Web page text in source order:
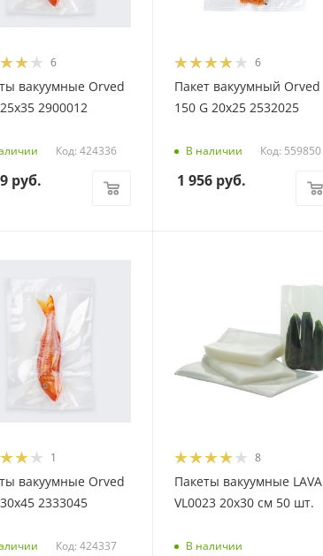
6
вакуумные Orved
2900012
Код: 424336
руб.
6
Пакет вакуумный Orved
150 G 20х25 2532025
В наличии Код: 559850
1 956руб.
1
вакуумные Orved
2333045
Код: 424337
8
Пакеты вакуумные LAVA
VL0023 20х30 см 50 шт.
В наличии